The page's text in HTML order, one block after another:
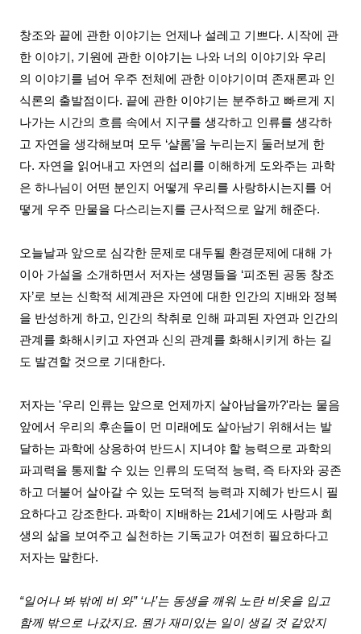
창조와 끝에 관한 이야기는 언제나 설레고 기쁘다. 시작에
관
한 이야기, 기원에 관한 이야기는 나와 너의 이야기와 우리
의 이야기를 넘어 우주 전체에 관한 이야기이며 존재론과 인
식론의 출발점이다. 끝에 관한 이야기는 분주하고 빠르게 지
나가는 시간의 흐름 속에서 지구를 생각하고 인류를 생각하
고 자연을 생각해보며 모두 ‘샬롬’을 누리는지 둘러보게 한
다. 자연을 읽어내고 자연의 섭리를 이해하게 도와주는 과학
은 하나님이 어떤 분인지 어떻게 우리를 사랑하시는지를 어
떻게
우주 만물을 다스리는지를 근사적으로 알게 해준다.
오늘날과 앞으로 심각한 문제로 대두될 환경문제에 대해 가
이아 가설을 소개하면서 저자는 생명들을 ‘피조된 공동 창조
자’로 보는 신학적 세계관은 자연에 대한 인간의 지배와 정복
을 반성하게 하고, 인간의 착취로 인해 파괴된 자연과 인간의
관계를 화해시키고 자연과 신의 관계를 화해시키게 하는 길
도 발견할 것으로 기대한다.
저자는 '우리 인류는 앞으로 언제까지 살아남을까?'라는 물음
앞에서 우리의 후손들이 먼 미래에도 살아남기 위해서는 발
달하는 과학에 상응하여 반드시
지녀야 할 능력으로 과학의
파괴력을 통제할 수 있는 인류의 도덕적 능력, 즉 타자와 공존
하고 더불어 살아갈 수 있는 도덕적 능력과 지혜가 반드시 필
요하다고 강조한다. 과학이 지배하는 21세기에도 사랑과 희
생의 삶을 보여주고 실천하는 기독교가 여전히 필요하다고
저자는 말한다.
“일어나 봐 밖에 비 와” ‘나’는 동생을 깨워 노란 비옷을 입고
함께 밖으로 나갔지요. 뭔가 재미있는 일이 생길 것 같았지